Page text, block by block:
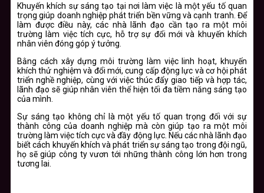
Khuyến khích sự sáng tạo tại nơi làm việc là một yếu tố quan
trọng giúp doanh nghiệp phát triển bền vững và cạnh tranh. Để
làm được điều này, các nhà lãnh đạo cần tạo ra một môi
trường làm việc tích cực, hỗ trợ sự đổi mới và khuyến khích
nhân viên đóng góp ý tưởng.
Bằng cách xây dựng môi trường làm việc linh hoạt, khuyến
khích thử nghiệm và đổi mới, cung cấp động lực và cơ hội phát
triển nghề nghiệp, cùng với việc thúc đẩy giao tiếp và hợp tác,
lãnh đạo sẽ giúp nhân viên thể hiện tối đa tiềm năng sáng tạo
của mình.
Sự sáng tạo không chỉ là một yếu tố quan trọng đối với sự
thành công của doanh nghiệp mà còn giúp tạo ra một môi
trường làm việc tích cực và đầy động lực. Nếu các nhà lãnh đạo
biết cách khuyến khích và phát triển sự sáng tạo trong đội ngũ,
họ sẽ giúp công ty vươn tới những thành công lớn hơn trong
tương lai.